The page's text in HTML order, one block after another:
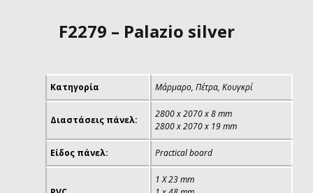
F2279 – Palazio silver
Κατηγορία Μάρμαρο, Πέτρα, Κουγκρί
Διαστάσεις πάνελ:
2800 x 2070 x 8 mm
2800 x 2070 x 19 mm
Είδος πάνελ: Practical board
1 Χ 23 mm